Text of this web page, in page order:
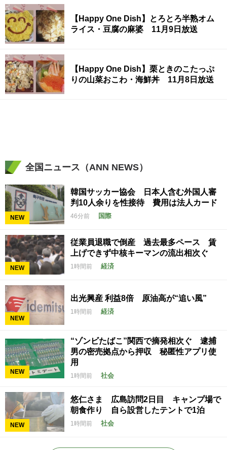
【Happy One Dish】とろとろ半熟オム
ライス・豆腐の麻婆 11月9日放送
【Happy One Dish】栗ときのこたっぷ
りの山菜おこわ・海鮮丼 11月8日放送
全国ニュース（ANN NEWS）
NEW
韓国サッカー協会 日本人含む外国人審
判10人余りを性接待 費用は法人カード
46分前 国際
NEW
従業員退職で倒産 過去最多ペース 賃
上げできず中核キーマンの流出相次ぐ
1時間前 経済
NEW
出光興産 利益8倍 原油高が“追い風”
1時間前 経済
NEW
“ゾンビたばこ”関西で摘発相次ぐ 逮捕
男の密売拠点から押収 秘匿性アプリ使
用
1時間前 社会
NEW
悠仁さま 広島訪問2日目 キャンプ場で
朝食作り 自ら設営したテントで1泊
1時間前 社会